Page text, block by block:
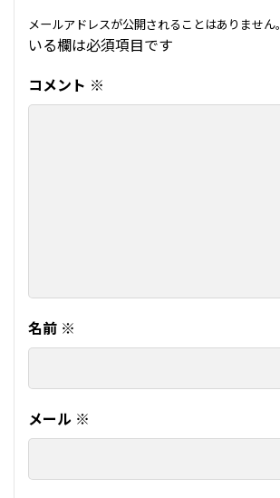
メールアドレスが公開されることはありません。
いる欄は必須項目です
コメント ※
名前 ※
メール ※